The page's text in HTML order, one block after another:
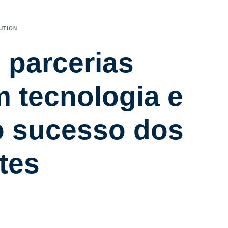
parcerias
tecnologia e
sucesso dos